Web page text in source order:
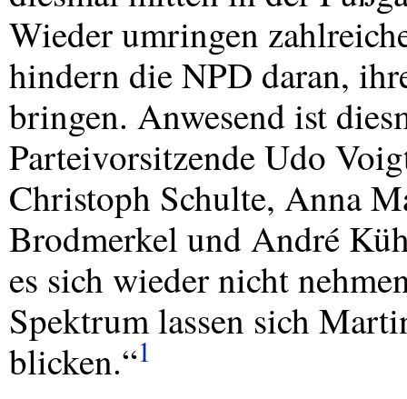
Wieder umringen
hindern dieNPD daran,
bringen. Anwesend ist
Parteivorsitzende Udo
Christoph Schulte, Anna
Brodmerkel und André
es sich wieder nicht
Spektrum lassen sich
blicken.“1